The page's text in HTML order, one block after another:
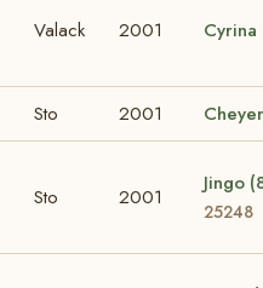
Valack 2001 Cyrina
Sto 2001
Sto 2001
Jingo
25248